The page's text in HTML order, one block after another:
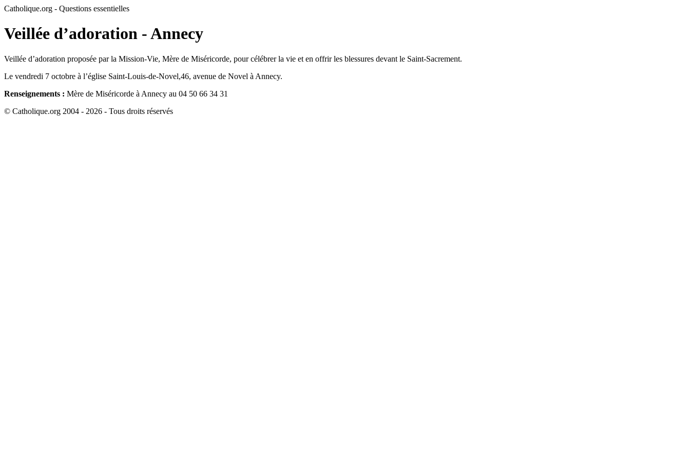
Catholique.org - Questions essentielles
Veillée d’adoration - Annecy
Veillée d’adoration proposée par la Mission-Vie, Mère de Miséricorde, pour célébrer la vie et en offrir les blessures devant le Saint-Sacrement.
Le vendredi 7 octobre à l’église Saint-Louis-de-Novel,46, avenue de Novel à Annecy.
Renseignements : Mère de Miséricorde à Annecy au 04 50 66 34 31
© Catholique.org 2004 - 2026 - Tous droits réservés